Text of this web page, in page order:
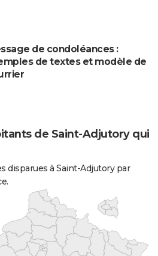
de condoléances :
de textes et modèle de
de Saint-Adjutory qui
disparues à Saint-Adjutory par